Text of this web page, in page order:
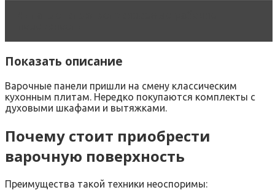
Показать описание
Варочные панели пришли на смену классическим
кухонным плитам. Нередко покупаются комплекты с
духовыми шкафами и вытяжками.
Почему стоит приобрести
варочную поверхность
Преимущества такой техники неоспоримы: